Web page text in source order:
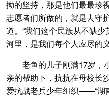
拗的坚持，那是他们最最珍
志愿者们所做的，就是去守
道。“我们这个民族从不缺
河里，是我们每个人应尽的
老鱼的儿子刚满17岁，小
亲的帮助下，抗抗在母校长
爱抗战老兵少年组织——“湖